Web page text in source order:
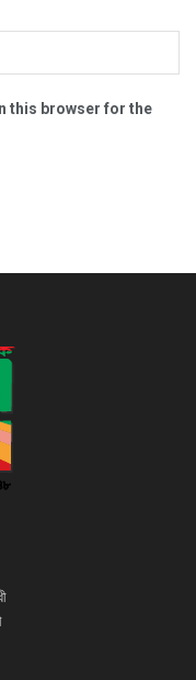
this browser for the